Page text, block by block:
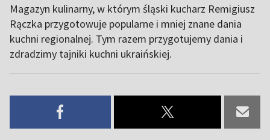
Magazyn kulinarny, w którym śląski kucharz Remigiusz
Rączka przygotowuje popularne i mniej znane dania
kuchni regionalnej. Tym razem przygotujemy dania i
zdradzimy tajniki kuchni ukraińskiej.